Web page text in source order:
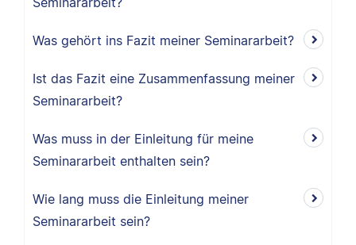
Was gehört ins Fazit meiner Seminararbeit?
Ist das Fazit eine Zusammenfassung meiner
Seminararbeit?
Was muss in der Einleitung für meine
Seminararbeit enthalten sein?
Wie lang muss die Einleitung meiner
Seminararbeit sein?